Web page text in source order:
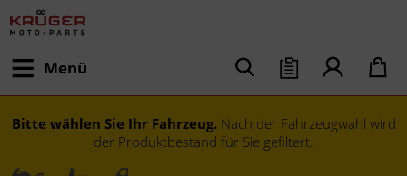
Menü
Bitte wählen Sie Ihr Fahrzeug. Nach der Fahrzeugwahl wird
der Produktbestand für Sie gefiltert.